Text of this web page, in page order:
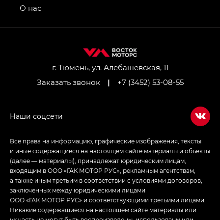
привод — GB AWD, Джи Эль Полный привод —
Джи Икс ПРЕМИУМ — GX PREMIUM, ЛАУНЖ —
LOUNGE
Empow — Эмпау (Empow) в комплектации
г. Тюмень, ул. Алебашевская, 11
Заказать звонок
| +7 (3452) 53-08-55
О нас
Все права на информацию, графические изображения, тексты
и иные содержащиеся на настоящем сайте материалы и объекты
(далее — материалы), принадлежат юридическим лицам,
входящим в ООО «ГАК МОТОР РУС», рекламным агентствам,
а также иным третьим в соответствии с условиями договоров,
заключенных между юридическими лицами
ООО «ГАК МОТОР РУС» и соответствующими третьими лицами.
Никакие содержащиеся на настоящем сайте материалы или